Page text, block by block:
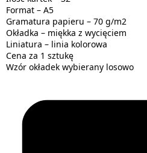
Format – A5
Gramatura papieru – 70 g/m2
Okładka – miękka z wycięciem
Liniatura – linia kolorowa
Cena za 1 sztukę
Wzór okładek wybierany losowo